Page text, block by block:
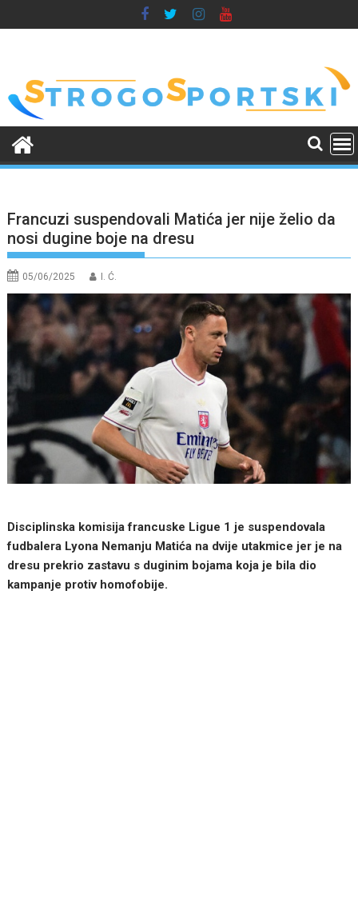
to
Francuzi suspendovali Matića jer nije želio da
nosi dugine boje na dresu
05/06/2025 I. Ć.
Disciplinska komisija francuske Ligue 1 je suspendovala
fudbalera Lyona Nemanju Matića na dvije utakmice jer je na
dresu prekrio zastavu s duginim bojama koja je bila dio
kampanje protiv homofobije.